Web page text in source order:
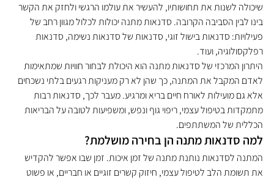
שיכולה לשנות את תחושותיו, להעשיר את עולמו הרגשי ולחזק את הקשר
בינו לבין הסביבה הקרובה. סדנאות מתנה יכולות לכלול מגוון רחב של
פעילויות: סדנאות בישול זוגי, סדנאות של סדנאות נשימה, סדנאות
רפלקסולוגיה, ועוד.
היתרון המרכזי של סדנאות מתנה הוא היכולת לבחור חוויות שמתאימות
לאדם המקבל את המתנה, כך שהן לא רק מעניקות רגעים בלתי נשכחים
אלא גם מועילות לאורח חיים בריא ומרגיע. מעבר לכך, סדנאות רבות
מתמקדות בטיפול עצמי, ריפוי גוף ונפש, ומשפיעות לטובה על הבריאות
הכללית של המשתתפים.
למה סדנאות מתנה הן בחירה מושלמת?
המתנה לסדנאות נותנת מתנה של זמן איכות. זמן שבו אפשר להקדיש
את תשומת הלב לטיפול עצמי, חיזוק קשרים זוגיים או חבריים, או פשוט